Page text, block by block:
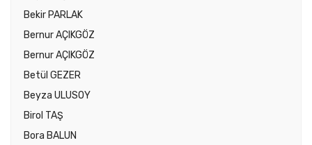
Bekir PARLAK
Bernur AÇIKGÖZ
Bernur AÇIKGÖZ
Betül GEZER
Beyza ULUSOY
Birol TAŞ
Bora BALUN